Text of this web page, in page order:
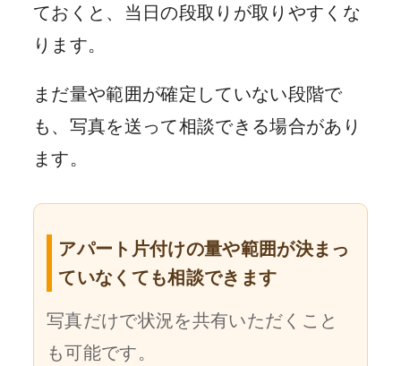
ておくと、当日の段取りが取りやすくな
ります。
まだ量や範囲が確定していない段階で
も、写真を送って相談できる場合があり
ます。
アパート片付けの量や範囲が決まっ
ていなくても相談できます
写真だけで状況を共有いただくこと
も可能です。